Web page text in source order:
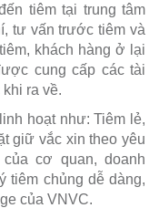
tiêm tại trung tâm
tư vấn trước tiêm và
khách hàng ở lại
cung cấp các tài
ra về.
hoạt như: Tiêm lẻ,
giữ vắc xin theo yêu
cơ quan, doanh
tiêm chủng dễ dàng,
của VNVC.